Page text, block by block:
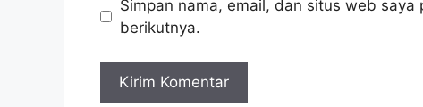
Simpan nama, email, dan situs web
berikutnya.